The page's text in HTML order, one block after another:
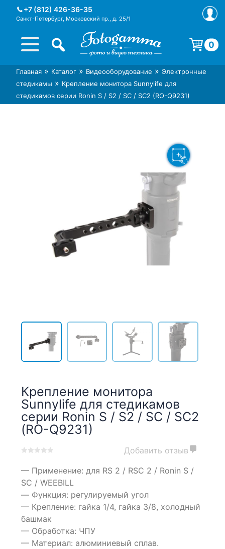
+7 (812) 426-36-35
Санкт-Петербург, Московский пр., д. 25/1
Интернет-магазин фототехники
Foto-Gamma в СПб
Магазин фотоаксессуаров foto-
gamma.ru
0
Корзина пуста.
Главная » Каталог » Видеооборудование » Электронные
стедикамы » Крепление монитора Sunnylife для
стедикамов серии Ronin S / S2 / SC / SC2 (RO-Q9231)
Крепление монитора
Sunnylife для стедикамов
серии Ronin S / S2 / SC / SC2
(RO-Q9231)
based
on
customer
ratings
Добавить отзыв
— Применение: для RS 2 / RSC 2 / Ronin S /
SC / WEEBILL
— Функция: регулируемый угол
— Крепление: гайка 1/4, гайка 3/8, холодный
башмак
— Обработка: ЧПУ
— Материал: алюминиевый сплав.